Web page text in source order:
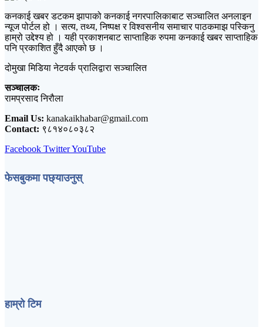
कनकाई खबर डटकम झापाको कनकाई नगरपालिकाबाट सञ्चालित अनलाइन
न्यूज पोर्टल हो । सत्य, तथ्य, निष्पक्ष र विश्वसनीय समाचार पाठकमाझ पस्किनु
हाम्रो उद्देश्य हो । यही प्रकाशनबाट साप्ताहिक रुपमा कनकाई खबर साप्ताहिक
पनि प्रकाशित हुँदै आएको छ ।
दोमुखा मिडिया नेटवर्क प्रालिद्वारा सञ्चालित
सञ्चालकः
रामप्रसाद निरौला
Email Us: kanakaikhabar@gmail.com
Contact: ९८१४०८०३८२
Facebook TwitterYouTube
फेसबुकमा पछ्याउनुस्
हाम्रो टिम